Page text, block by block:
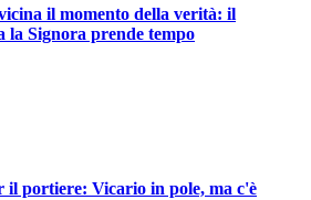
il momento della verità: il
la Signora prende tempo
il portiere: Vicario in pole, ma c'è